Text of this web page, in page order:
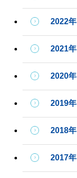
2022年
2021年
2020年
2019年
2018年
2017年